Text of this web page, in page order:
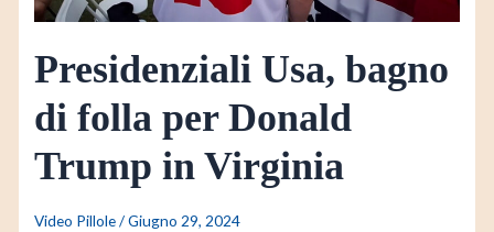
Presidenziali Usa, bagno
di folla per Donald
Trump in Virginia
Video Pillole/Giugno 29, 2024
in